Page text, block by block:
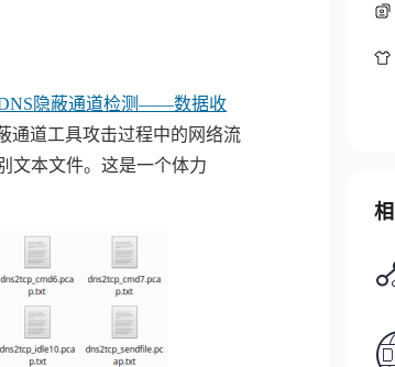
隐蔽通道检测——数据收
通道工具攻击过程中的网络流
文本文件。这是一个体力